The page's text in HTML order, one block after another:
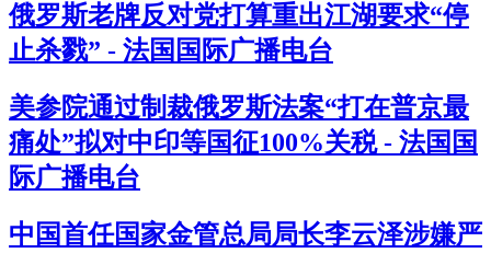
俄罗斯老牌反对党打算重出江湖要求“停
止杀戮” - 法国国际广播电台
美参院通过制裁俄罗斯法案“打在普京最
痛处”拟对中印等国征100%关税 - 法国国
际广播电台
中国首任国家金管总局局长李云泽涉嫌严